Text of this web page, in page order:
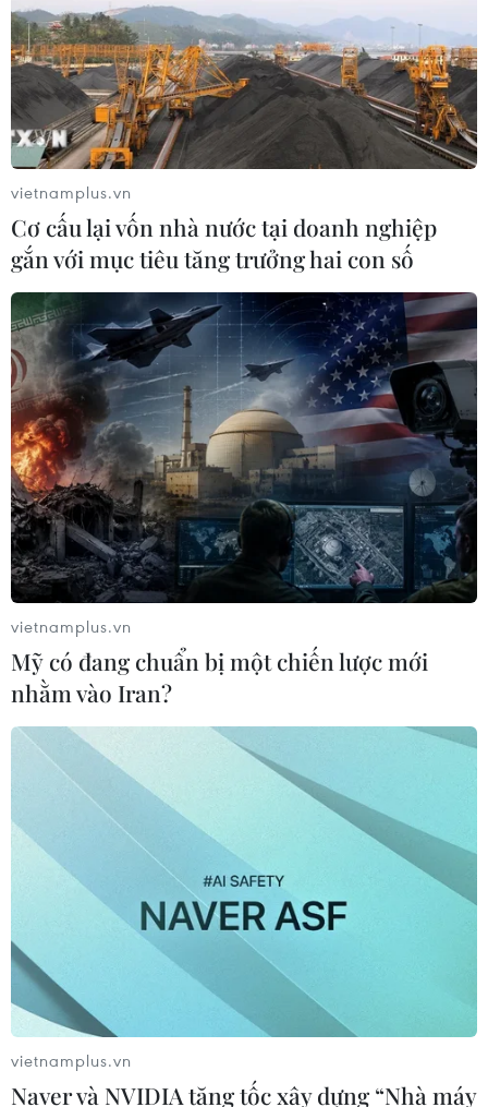
vietnamplus.vn
Cơ cấu lại vốn nhà nước tại doanh nghiệp
gắn với mục tiêu tăng trưởng hai con số
vietnamplus.vn
Mỹ có đang chuẩn bị một chiến lược mới
nhằm vào Iran?
vietnamplus.vn
Naver và NVIDIA tăng tốc xây dựng “Nhà máy